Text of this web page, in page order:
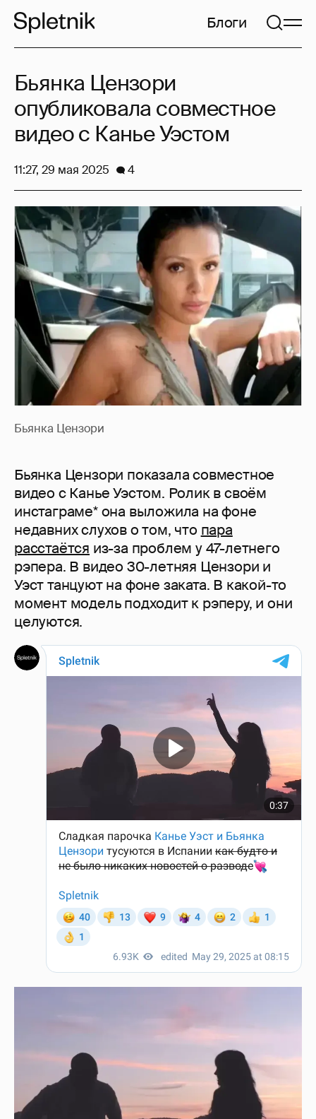
Блоги
Бьянка Цензори
Бьянка Цензори показала совместное
видео с Канье Уэстом. Ролик в своём
инстаграме* она выложила на фоне
недавних слухов о том, что пара
расстаётся из-за проблем у 47-летнего
рэпера. В видео 30-летняя Цензори и
Уэст танцуют на фоне заката. В какой-то
момент модель подходит к рэперу, и они
целуются.
Бьянка Цензори
опубликовала совместное
видео с Канье Уэстом
11:27, 29 мая 2025 4